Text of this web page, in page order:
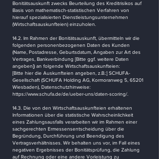
Bonitätsauskunft zwecks Beurteilung des Kreditrisikos auf
Basis von mathematisch-statistischen Verfahren von
hierauf spezialisierten Dienstleistungsunternehmen
(Wirtschaftsauskunfteien) einzuholen.
14.2. Im Rahmen der Bonitätsauskunft, übermitteln wir die
folgenden personenbezogenen Daten des Kunden
(Name, Postadresse, Geburtsdatum, Angaben zur Art des
Vertrages, Bankverbindung [Bitte ggf. weitere Daten
angeben]) an folgende Wirtschaftsauskunfteien:
[Bitte hier die Auskunfteien angeben, z.B.:] SCHUFA-
Gesellschaft (SCHUFA Holding AG, Kormoranweg 5, 65201
Wiesbaden), Datenschutzhinweise:
https://www.schufa.de/de/ueber-uns/daten-scoring/.
14.3. Die von den Wirtschaftsauskunfteien erhaltenen
Informationen über die statistische Wahrscheinlichkeit
eines Zahlungsausfalls verarbeiten wir im Rahmen einer
sachgerechten Ermessensentscheidung über die
Begründung, Durchführung und Beendigung des
Vertragsverhältnisses. Wir behalten uns vor, im Fall eines
negativen Ergebnisses der Bonitätsprüfung, die Zahlung
auf Rechnung oder eine andere Vorleistung zu